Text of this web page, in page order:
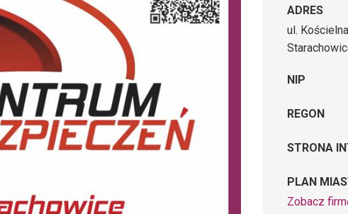
ADRES
ul.
NIP
REGON
STRONA
PLAN
Zobacz